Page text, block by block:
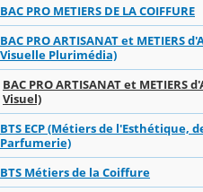
BAC PRO METIERS DE LA COIFFURE
BAC PRO ARTISANAT et
Visuelle Plurimédia)
BAC PRO ARTISANAT et
Visuel)
BTS ECP (Métiers de l'Esthétique,
Parfumerie)
BTS Métiers de la Coiffure